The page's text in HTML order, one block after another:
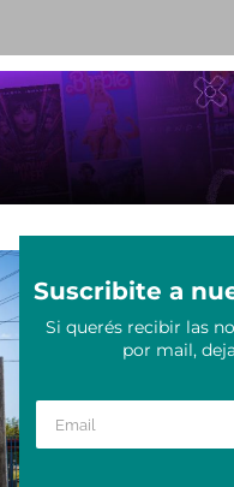
Suscribite a
Si querés recibir las
por mail,